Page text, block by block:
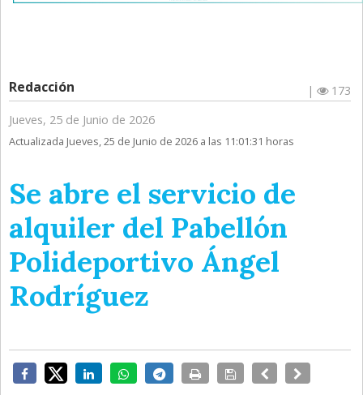
Redacción |
173
Jueves, 25 de Junio de 2026
Actualizada Jueves, 25 de Junio de 2026 a las 11:01:31 horas
Se abre el servicio de
alquiler del Pabellón
Polideportivo Ángel
Rodríguez